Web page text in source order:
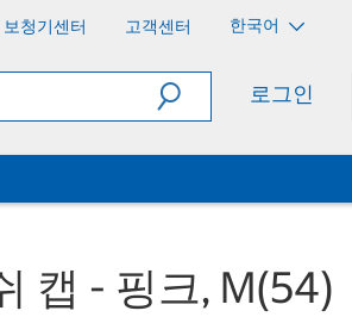
보청기센터 고객센터 한국어
로그인
캡 - 핑크, M(54)